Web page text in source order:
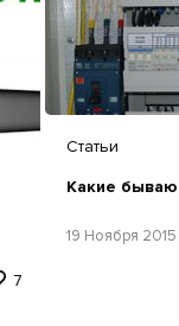
7
Статьи
Какие
19 Ноября 2015